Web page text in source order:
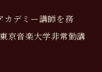
カデミー講師を務
京音楽大学非常勤講